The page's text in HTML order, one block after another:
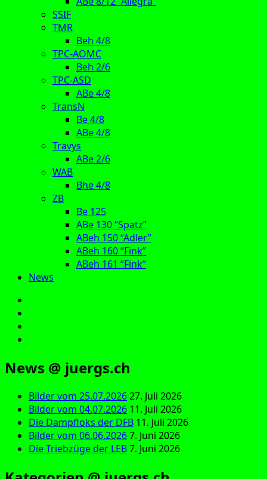
SSIF
TMR
Beh 4/8
TPC-AOMC
Beh 2/6
TPC-ASD
ABe 4/8
TransN
Be 4/8
ABe 4/8
Travys
ABe 2/6
WAB
Bhe 4/8
ZB
Be 125
ABe 130 “Spatz”
ABeh 150 “Adler”
ABeh 160 “Fink”
ABeh 161 “Fink”
News
News @ juergs.ch
Bilder vom 25.07.202627. Juli 2026
Bilder vom 04.07.2026 11. Juli 2026
Die Dampfloks der DFB 11. Juli 2026
Bilder vom 06.06.20267. Juni 2026
Die Triebzüge der LEB7. Juni 2026